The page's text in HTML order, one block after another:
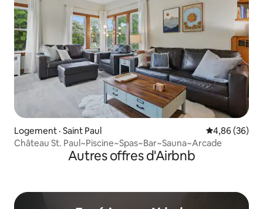
Logement · Saint Paul Note
4,86 (36)
Château St. Paul~Piscine~Spas~Bar~Sauna~Arcade
Autres offres d'Airbnb